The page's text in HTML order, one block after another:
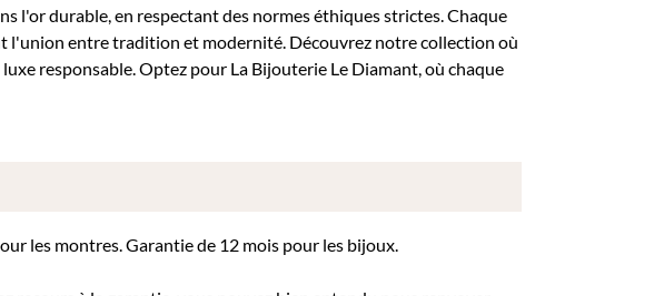
l'or durable, en respectant des normes éthiques strictes. Chaque
l'union entre tradition et modernité. Découvrez notre collection où
responsable. Optez pour La Bijouterie Le Diamant, où chaque
les montres. Garantie de 12 mois pour les bijoux.